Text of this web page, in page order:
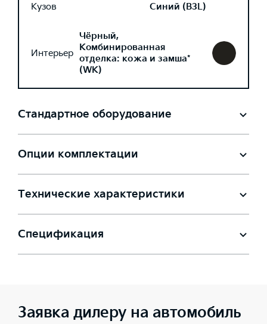
Кузов Синий (B3L)
Интерьер
Чёрный,
Комбинированная
отделка: кожа и замша*
(WK)
Стандартное оборудование
Опции комплектации
Технические характеристики
Спецификация
Заявка дилеру на автомобиль